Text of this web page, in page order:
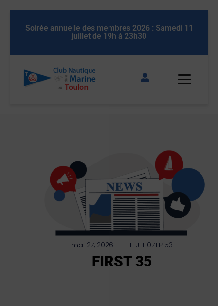
annuelle des membres 2026 : Samedi 11
juillet de 19h à 23h30
Soirée
mai 27, 2026 T-JFH07T1453
FIRST 35